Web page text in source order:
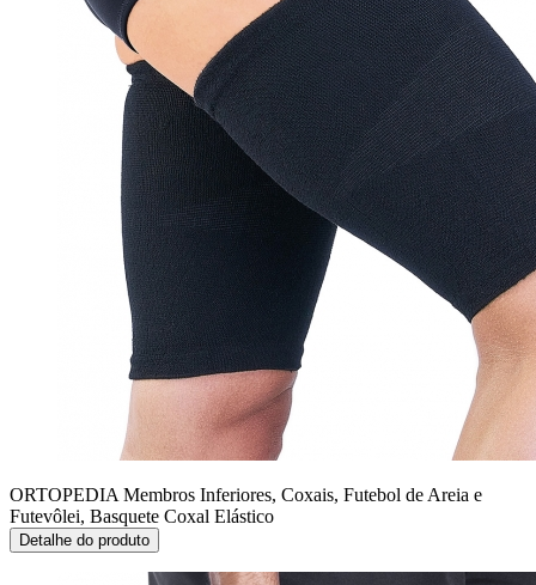
ORTOPEDIA Membros Inferiores, Coxais, Futebol de Areia e
Futevôlei, Basquete Coxal Elástico
Detalhe do produto